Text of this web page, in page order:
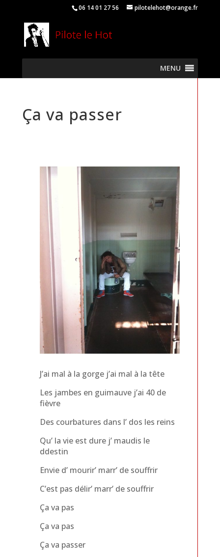
06 14 01 27 56 pilotelehot@orange.fr
MENU
Ça va passer
J’ai mal à la gorge j’ai mal à la tête
Les jambes en guimauve j’ai 40 de
fièvre
Des courbatures dans l’ dos les reins
Qu’ la vie est dure j’ maudis le
ddestin
Envie d’ mourir’ marr’ de souffrir
C’est pas délir’ marr’ de souffrir
Ça va pas
Ça va pas
Ça va passer